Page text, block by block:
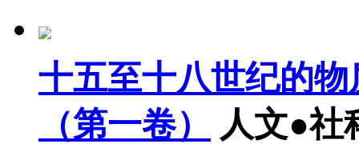
十五至十八世纪的
（第一卷）
人文●社